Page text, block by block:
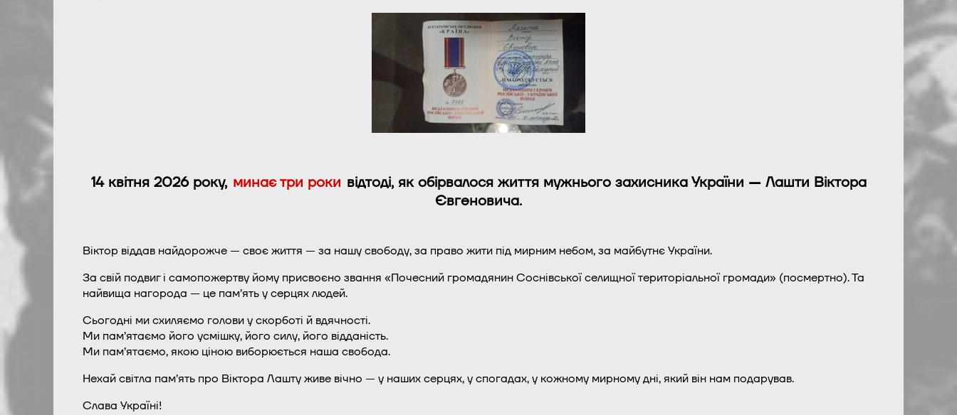
14 квітня 2026 року, минає три роки відтоді, як обірвалося життя мужнього захисника України — Лашти Віктора
Євгеновича.
Віктор віддав найдорожче — своє життя — за нашу свободу, за право жити під мирним небом, за майбутнє України.
За свій подвиг і самопожертву йому присвоєно звання «Почесний громадянин Соснівської селищної територіальної громади» (посмертно). Та
найвища нагорода — це пам’ять у серцях людей.
Сьогодні ми схиляємо голови у скорботі й вдячності.
Ми пам’ятаємо його усмішку, його силу, його відданість.
Ми пам’ятаємо, якою ціною виборюється наша свобода.
Нехай світла пам’ять про Віктора Лашту живе вічно — у наших серцях, у спогадах, у кожному мирному дні, який він нам подарував.
Слава Україні!